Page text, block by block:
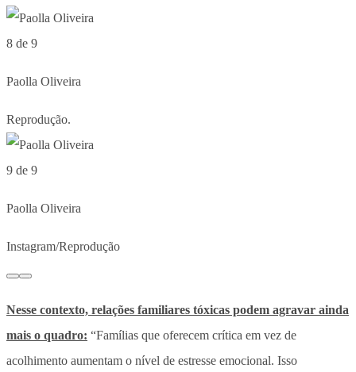
8 de 9
Paolla Oliveira
Reprodução.
9 de 9
Paolla Oliveira
Instagram/Reprodução
Nesse contexto, relações familiares tóxicas podem agravar ainda
mais o quadro: “Famílias que oferecem crítica em vez de
acolhimento aumentam o nível de estresse emocional. Isso